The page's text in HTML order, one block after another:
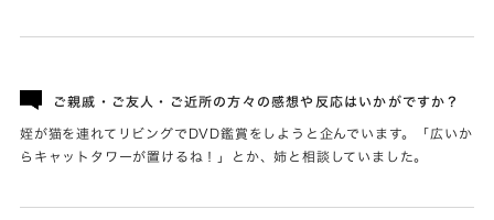
ご親戚・ご友人・ご近所の方々の感想や反応はいかがですか？
姪が猫を連れてリビングでDVD鑑賞をしようと企んでいます。「広いか
らキャットタワーが置けるね！」とか、姉と相談していました。